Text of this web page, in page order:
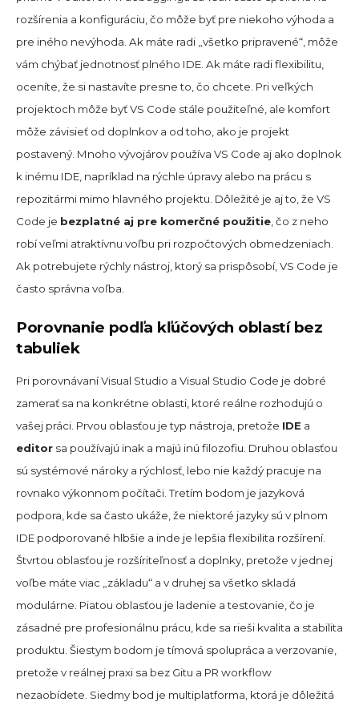
rozšírenia a konfiguráciu, čo môže byť pre niekoho výhoda a
pre iného nevýhoda. Ak máte radi „všetko pripravené“, môže
vám chýbať jednotnosť plného IDE. Ak máte radi flexibilitu,
oceníte, že si nastavíte presne to, čo chcete. Pri veľkých
projektoch môže byť VS Code stále použiteľné, ale komfort
môže závisieť od doplnkov a od toho, ako je projekt
postavený. Mnoho vývojárov používa VS Code aj ako doplnok
k inému IDE, napríklad na rýchle úpravy alebo na prácu s
repozitármi mimo hlavného projektu. Dôležité je aj to, že VS
Code je bezplatné aj pre komerčné použitie , čo z neho
robí veľmi atraktívnu voľbu pri rozpočtových obmedzeniach.
Ak potrebujete rýchly nástroj, ktorý sa prispôsobí, VS Code je
často správna voľba.
Porovnanie podľa kľúčových oblastí bez
tabuliek
Pri porovnávaní Visual Studio a Visual Studio Code je dobré
zamerať sa na konkrétne oblasti, ktoré reálne rozhodujú o
vašej práci. Prvou oblasťou je typ nástroja, pretože IDE a
editor sa používajú inak a majú inú filozofiu. Druhou oblasťou
sú systémové nároky a rýchlosť, lebo nie každý pracuje na
rovnako výkonnom počítači. Tretím bodom je jazyková
podpora, kde sa často ukáže, že niektoré jazyky sú v plnom
IDE podporované hlbšie a inde je lepšia flexibilita rozšírení.
Štvrtou oblasťou je rozšíriteľnosť a doplnky, pretože v jednej
voľbe máte viac „základu“ a v druhej sa všetko skladá
modulárne. Piatou oblasťou je ladenie a testovanie, čo je
zásadné pre profesionálnu prácu, kde sa rieši kvalita a stabilita
produktu. Šiestym bodom je tímová spolupráca a verzovanie,
pretože v reálnej praxi sa bez Gitu a PR workflow
nezaobídete. Siedmy bod je multiplatforma, ktorá je dôležitá